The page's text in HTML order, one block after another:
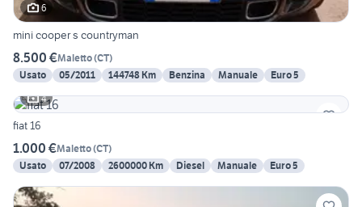
6
mini cooper s countryman
8.500 €Maletto(CT)
Usato
05/2011 144748 Km Benzina Manuale
Euro 5
4
fiat 16
1.000 €Maletto(CT)
Usato
07/2008 2600000 Km Diesel Manuale Euro 5